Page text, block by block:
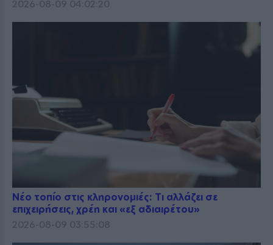
2026-08-09 04:02:20
Νέο τοπίο στις κληρονομιές: Τι αλλάζει σε
επιχειρήσεις, χρέη και «εξ αδιαιρέτου»
2026-08-09 03:55:08